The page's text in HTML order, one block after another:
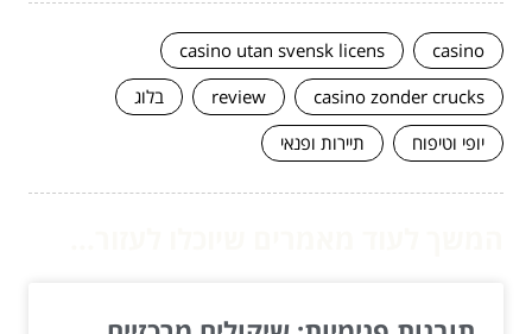
casino
casino utan svensk licens
casino zonder crucks
review
בלוג
יופי וטיפוח
תיירות ופנאי